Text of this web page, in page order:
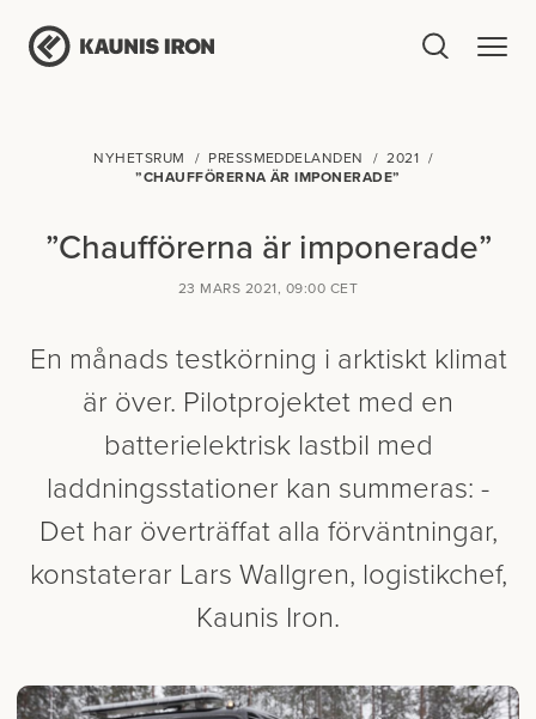
NYHETSRUM PRESSMEDDELANDEN
2021
”CHAUFFÖRERNA ÄR IMPONERADE”
”Chaufförerna är imponerade”
23 MARS 2021, 09:00 CET
En månads testkörning i arktiskt klimat
är över. Pilotprojektet med en
batterielektrisk lastbil med
laddningsstationer kan summeras: -
Det har överträffat alla förväntningar,
konstaterar Lars Wallgren, logistikchef,
Kaunis Iron.